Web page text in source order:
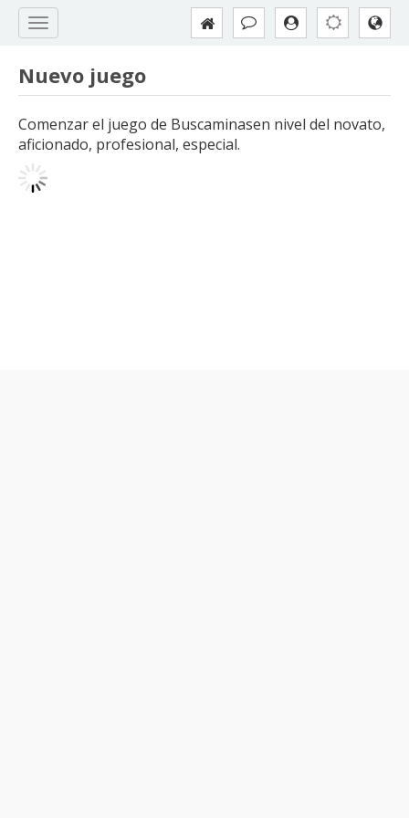
Nuevo juego
Comenzar el juego de Buscaminasen nivel del novato,
aficionado, profesional, especial.